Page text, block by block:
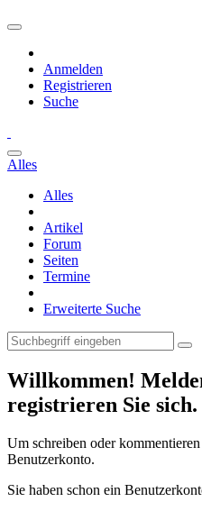
Anmelden
Registrieren
Suche
Alles
Alles
Artikel
Forum
Seiten
Termine
Erweiterte Suche
Willkommen!
registrieren Sie sich.
Um schreiben oder
Benutzerkonto.
Sie haben schon ein